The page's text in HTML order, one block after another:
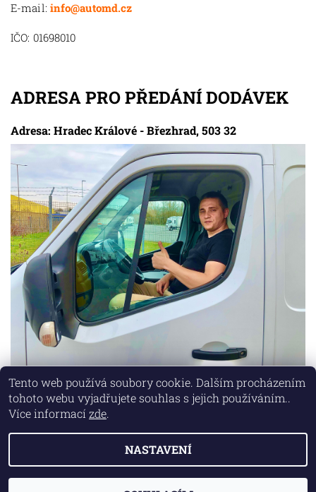
E-mail: info@automd.cz
IČO: 01698010
ADRESA PRO PŘEDÁNÍ DODÁVEK
Adresa: Hradec Králové - Březhrad, 503 32
Lokality Marketing zajišťuje společnost X-VISION
2026 © AUTO MD, všechna práva vyhrazena
Vytvořil Shoptet
Tento web používá soubory cookie. Dalším procházením
tohoto webu vyjadřujete souhlas s jejich používáním..
Více informací zde.
NASTAVENÍ